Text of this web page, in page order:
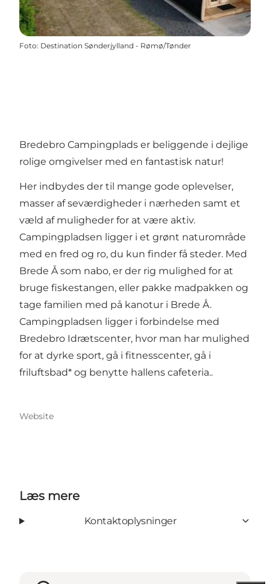
Foto: Destination Sønderjylland - Rømø/Tønder
Bredebro Campingplads er beliggende i dejlige
rolige omgivelser med en fantastisk natur!
Her indbydes der til mange gode oplevelser,
masser af seværdigheder i nærheden samt et
væld af muligheder for at være aktiv.
Campingpladsen ligger i et grønt naturområde
med en fred og ro, du kun finder få steder. Med
Brede Å som nabo, er der rig mulighed for at
bruge fiskestangen, eller pakke madpakken og
tage familien med på kanotur i Brede Å.
Campingpladsen ligger i forbindelse med
Bredebro Idrætscenter, hvor man har mulighed
for at dyrke sport, gå i fitnesscenter, gå i
friluftsbad* og benytte hallens cafeteria..
Website
Læs mere
Kontaktoplysninger